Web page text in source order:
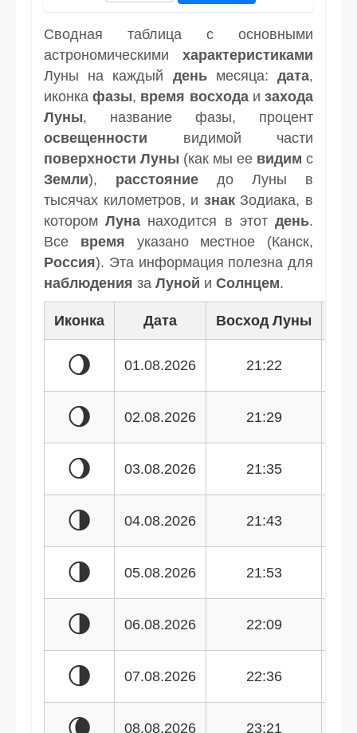
Сводная таблица с основными
астрономическими характеристиками
Луны на каждый деньмесяца:дата,
иконкафазы, время восходаизахода
Луны, название фазы, процент
освещенности видимой части
поверхности Луны (как мы ее видим с
Земли), расстояние до Луны в
тысячах километров, и знакЗодиака, в
которомЛуна находится в этотдень.
Все время указано местное (Канск,
Россия). Эта информация полезна для
наблюдения за Луной и Солнцем.
Иконка Дата Восход Луны
🌖 01.08.2026 21:22
🌖 02.08.2026 21:29
🌖 03.08.2026 21:35
🌗 04.08.2026 21:43
🌗 05.08.2026 21:53
🌗 06.08.2026 22:09
🌗 07.08.2026 22:36
08.08.2026 23:21